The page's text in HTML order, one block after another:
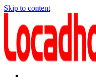
Skip to content